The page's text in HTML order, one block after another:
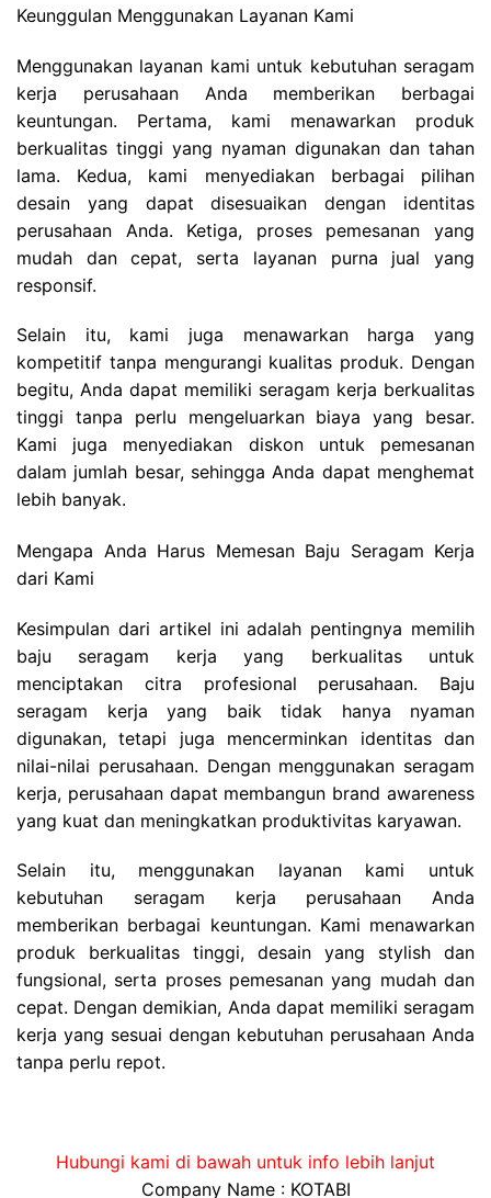
Keunggulan Menggunakan Layanan Kami
Menggunakan layanan kami untuk kebutuhan seragam
kerja perusahaan Anda memberikan berbagai
keuntungan. Pertama, kami menawarkan produk
berkualitas tinggi yang nyaman digunakan dan tahan
lama. Kedua, kami menyediakan berbagai pilihan
desain yang dapat disesuaikan dengan identitas
perusahaan Anda. Ketiga, proses pemesanan yang
mudah dan cepat, serta layanan purna jual yang
responsif.
Selain itu, kami juga menawarkan harga yang
kompetitif tanpa mengurangi kualitas produk. Dengan
begitu, Anda dapat memiliki seragam kerja berkualitas
tinggi tanpa perlu mengeluarkan biaya yang besar.
Kami juga menyediakan diskon untuk pemesanan
dalam jumlah besar, sehingga Anda dapat menghemat
lebih banyak.
Mengapa Anda Harus Memesan Baju Seragam Kerja
dari Kami
Kesimpulan dari artikel ini adalah pentingnya memilih
baju seragam kerja yang berkualitas untuk
menciptakan citra profesional perusahaan. Baju
seragam kerja yang baik tidak hanya nyaman
digunakan, tetapi juga mencerminkan identitas dan
nilai-nilai perusahaan. Dengan menggunakan seragam
kerja, perusahaan dapat membangun brand awareness
yang kuat dan meningkatkan produktivitas karyawan.
Selain itu, menggunakan layanan kami untuk
kebutuhan seragam kerja perusahaan Anda
memberikan berbagai keuntungan. Kami menawarkan
produk berkualitas tinggi, desain yang stylish dan
fungsional, serta proses pemesanan yang mudah dan
cepat. Dengan demikian, Anda dapat memiliki seragam
kerja yang sesuai dengan kebutuhan perusahaan Anda
tanpa perlu repot.
Hubungi kami di bawah untuk info lebih lanjut
Company Name : KOTABI